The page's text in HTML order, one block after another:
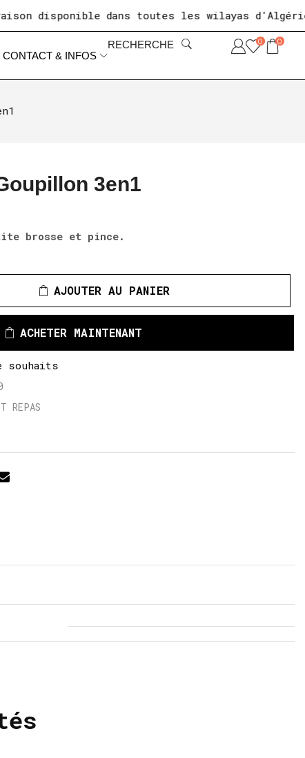
disponible dans toutes les wilayas d'Algérie
CONTACT & INFOS
RECHERCHE 0 0
3en1
brosse et pince.
AJOUTER AU PANIER
ACHETER MAINTENANT
REPAS